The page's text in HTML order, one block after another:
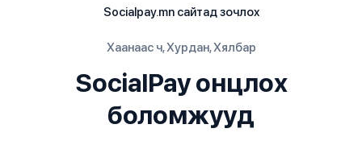
Socialpay.mn сайтад зочлох
Хаанаас ч, Хурдан, Хялбар
SocialPay онцлох
боломжууд